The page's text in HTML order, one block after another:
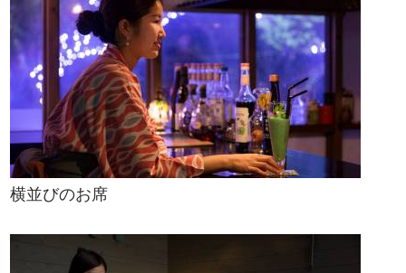
横並びのお席